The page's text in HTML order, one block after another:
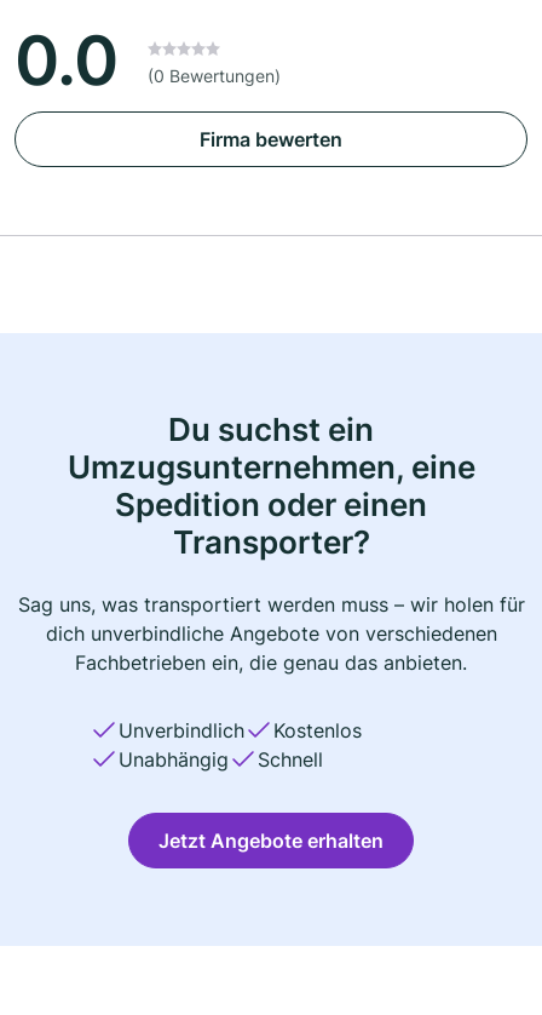
0.0 (0 Bewertungen)
Firma bewerten
Du suchst ein
Umzugsunternehmen, eine
Spedition oder einen
Transporter?
Sag uns, was transportiert werden muss – wir holen für
dich unverbindliche Angebote von verschiedenen
Fachbetrieben ein, die genau das anbieten.
Unverbindlich
Kostenlos
Unabhängig
Schnell
Jetzt Angebote erhalten